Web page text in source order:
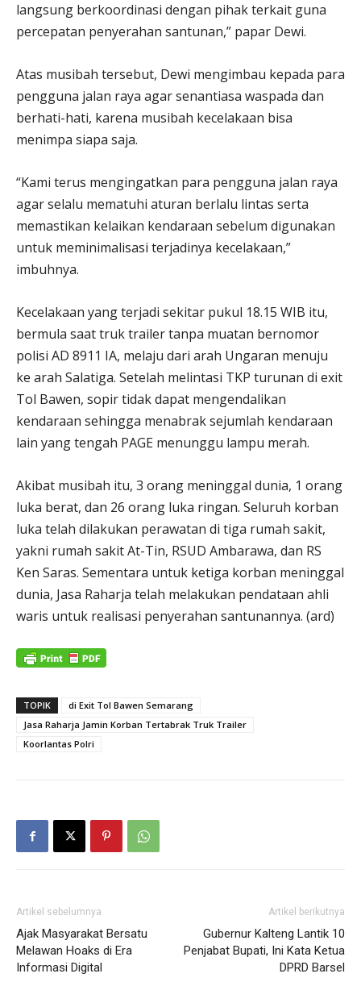
langsung berkoordinasi dengan pihak terkait guna
percepatan penyerahan santunan,” papar Dewi.
Atas musibah tersebut, Dewi mengimbau kepada para
pengguna jalan raya agar senantiasa waspada dan
berhati-hati, karena musibah kecelakaan bisa
menimpa siapa saja.
“Kami terus mengingatkan para pengguna jalan raya
agar selalu mematuhi aturan berlalu lintas serta
memastikan kelaikan kendaraan sebelum digunakan
untuk meminimalisasi terjadinya kecelakaan,”
imbuhnya.
Kecelakaan yang terjadi sekitar pukul 18.15 WIB itu,
bermula saat truk trailer tanpa muatan bernomor
polisi AD 8911 IA, melaju dari arah Ungaran menuju
ke arah Salatiga. Setelah melintasi TKP turunan di exit
Tol Bawen, sopir tidak dapat mengendalikan
kendaraan sehingga menabrak sejumlah kendaraan
lain yang tengah PAGE menunggu lampu merah.
Akibat musibah itu, 3 orang meninggal dunia, 1 orang
luka berat, dan 26 orang luka ringan. Seluruh korban
luka telah dilakukan perawatan di tiga rumah sakit,
yakni rumah sakit At-Tin, RSUD Ambarawa, dan RS
Ken Saras. Sementara untuk ketiga korban meninggal
dunia, Jasa Raharja telah melakukan pendataan ahli
waris untuk realisasi penyerahan santunannya. (ard)
TOPIK
di Exit Tol Bawen Semarang
Jasa Raharja Jamin Korban Tertabrak Truk Trailer
Koorlantas Polri
Artikel sebelumnya
Ajak Masyarakat Bersatu
Melawan Hoaks di Era
Informasi Digital
Artikel berikutnya
Gubernur Kalteng Lantik 10
Penjabat Bupati, Ini Kata Ketua
DPRD Barsel